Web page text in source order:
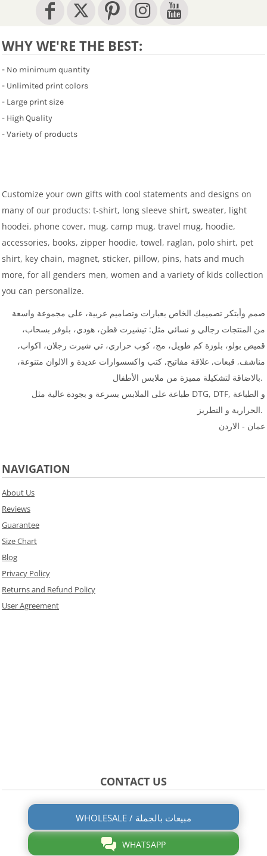
WHY WE'RE THE BEST:
- No minimum quantity
- Unlimited print colors
- Large print size
- High Quality
- Variety of products
Customize your own gifts with cool statements and designs on
many of our products: t-shirt, long sleeve shirt, sweater, light
hoodei, phone cover, mug, camp mug, travel mug, hoodie,
accessories, books, zipper hoodie, towel, raglan, polo shirt, pet
shirt, key chain, magnet, sticker, pillow, pins, hats and much
more, for all genders men, women and a variety of kids collection
you can personalize.
صمم وأبتكر تصميمك الخاص بعبارات وتصاميم عربية، على مجموعة واسعة
من المنتجات رجالي و نسائي مثل: تيشيرت قطن، هودي، بلوفر بسحاب،
قميص بولو، بلوزة كم طويل، مج، كوب حراري، تي شيرت رجلان، اكواب,
مناشف, قبعات, علاقة مفاتيح, كتب واكسسوارات عديدة و الالوان متنوعة،
بالاضاقة لتشكيلة مميزة من ملابس الأطفال.
طباعة على الملابس بسرعة و بجودة عالية مثل DTG, DTF, و الطباعة
الحرارية و التطريز.
عمان - الاردن
NAVIGATION
About Us
Reviews
Guarantee
Size Chart
Blog
Privacy Policy
Returns and Refund Policy
User Agreement
CONTACT US
WHOLESALE / مبيعات بالجملة
WHATSAPP